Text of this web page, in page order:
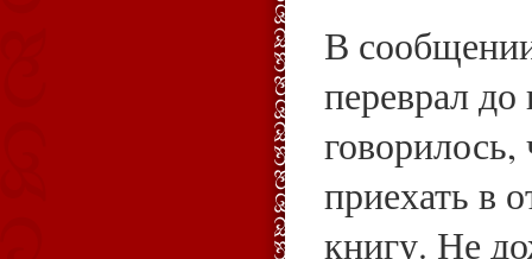
В
переврал до
приехать в
книгу. Не